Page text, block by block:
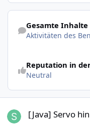
Aktivitäten des
Gesamte Inhalte
Aktivitäten des
Reputation in
Neutral
[Java] Servo